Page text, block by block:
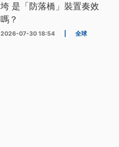
垮 是「防落橋」裝置奏效
嗎？
2026-07-30 18:54 全球